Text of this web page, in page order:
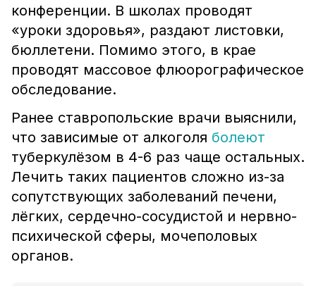
конференции. В школах проводят
«уроки здоровья», раздают листовки,
бюллетени. Помимо этого, в крае
проводят массовое флюорографическое
обследование.
Ранее ставропольские врачи выяснили,
что зависимые от алкоголя болеют
туберкулёзом в 4-6 раз чаще остальных.
Лечить таких пациентов сложно из-за
сопутствующих заболеваний печени,
лёгких, сердечно-сосудистой и нервно-
психической сферы, мочеполовых
органов.